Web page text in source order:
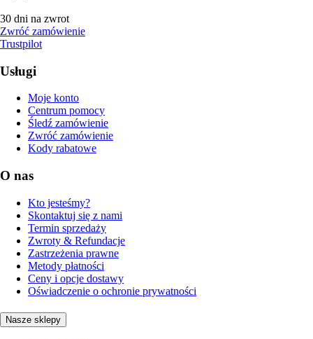
30 dni na zwrot
Zwróć zamówienie
Trustpilot
Usługi
Moje konto
Centrum pomocy
Śledź zamówienie
Zwróć zamówienie
Kody rabatowe
O nas
Kto jesteśmy?
Skontaktuj się z nami
Termin sprzedaży
Zwroty & Refundacje
Zastrzeżenia prawne
Metody płatności
Ceny i opcje dostawy
Oświadczenie o ochronie prywatności
Nasze sklepy